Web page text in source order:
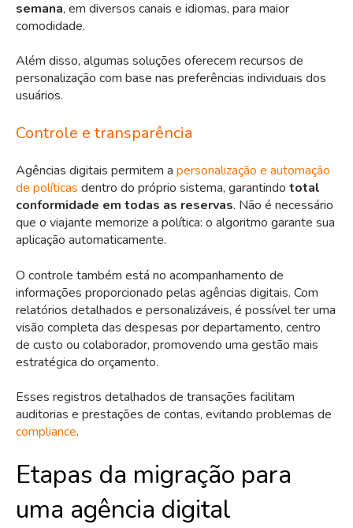
semana, em diversos canais e idiomas, para maior
comodidade.
Além disso, algumas soluções oferecem recursos de
personalização com base nas preferências individuais dos
usuários.
Controle e transparência
Agências digitais permitem a personalização e automação
de políticas dentro do próprio sistema, garantindo total
conformidade em todas as reservas. Não é necessário
que o viajante memorize a política: o algoritmo garante sua
aplicação automaticamente.
O controle também está no acompanhamento de
informações proporcionado pelas agências digitais. Com
relatórios detalhados e personalizáveis, é possível ter uma
visão completa das despesas por departamento, centro
de custo ou colaborador, promovendo uma gestão mais
estratégica do orçamento.
Esses registros detalhados de transações facilitam
auditorias e prestações de contas, evitando problemas de
compliance.
Etapas da migração para
uma agência digital